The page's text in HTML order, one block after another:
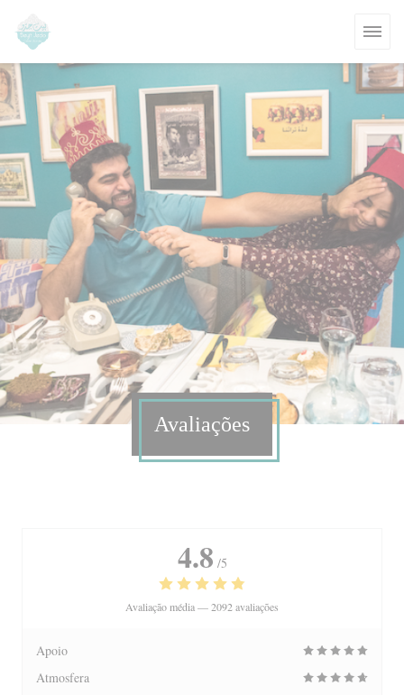
Avaliações
4.8 /5
Avaliação média —2092 avaliações
Apoio
Atmosfera